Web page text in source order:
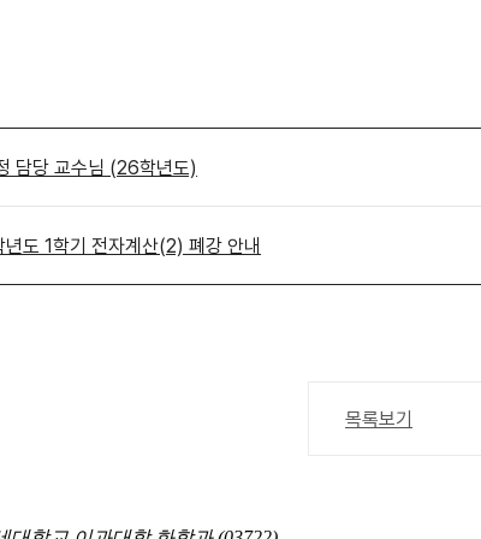
담당 교수님 (26학년도)
도 1학기 전자계산(2) 폐강 안내
목록보기